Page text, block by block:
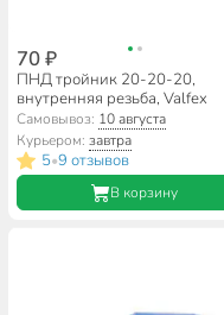
70 ₽
ПНД тройник 20-20-20,
внутренняя резьба, Valfex
Самовывоз: 10 августа
Курьером:завтра
5•9 отзывов
В корзину